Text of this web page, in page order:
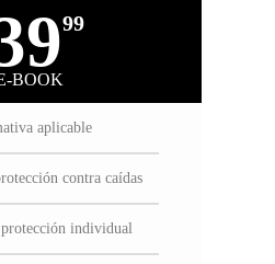
99
BOOK
aplicable
contra caídas
individual